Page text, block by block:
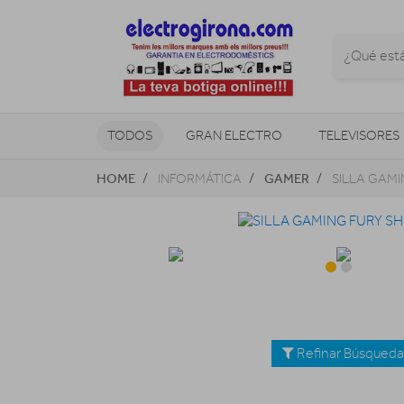
TODOS GRAN ELECTRO TELEVISORES
CLIMATIZACIÓN Y CALEFACCIÓN
HOME INFORMÁTICA GAMER SILLA
Refinar Búsqueda